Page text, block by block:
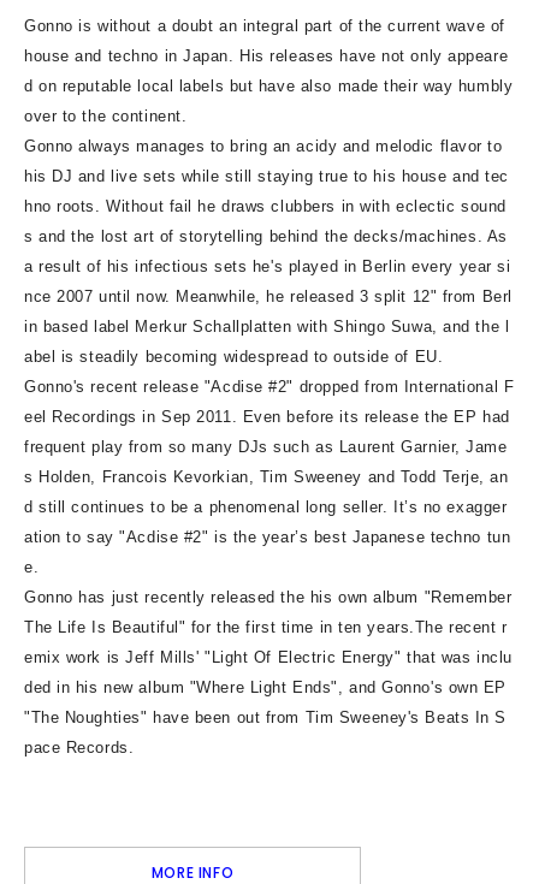
Gonno is without a doubt an integral part of the current wave of
house and techno in Japan. His releases have not only appeare
d on reputable local labels but have also made their way humbly
over to the continent.
Gonno always manages to bring an acidy and melodic flavor to
his DJ and live sets while still staying true to his house and tec
hno roots. Without fail he draws clubbers in with eclectic sound
s and the lost art of storytelling behind the decks/machines. As
a result of his infectious sets he's played in Berlin every year si
nce 2007 until now. Meanwhile, he released 3 split 12" from Berl
in based label Merkur Schallplatten with Shingo Suwa, and the l
abel is steadily becoming widespread to outside of EU.
Gonno's recent release "Acdise #2" dropped from International F
eel Recordings in Sep 2011. Even before its release the EP had
frequent play from so many DJs such as Laurent Garnier, Jame
s Holden, Francois Kevorkian, Tim Sweeney and Todd Terje, an
d still continues to be a phenomenal long seller. It’s no exagger
ation to say "Acdise #2" is the year’s best Japanese techno tun
e.
Gonno has just recently released the his own album "Remember
The Life Is Beautiful" for the first time in ten years.The recent r
emix work is Jeff Mills' "Light Of Electric Energy" that was inclu
ded in his new album "Where Light Ends", and Gonno's own EP
"The Noughties" have been out from Tim Sweeney's Beats In S
pace Records.
MORE INFO